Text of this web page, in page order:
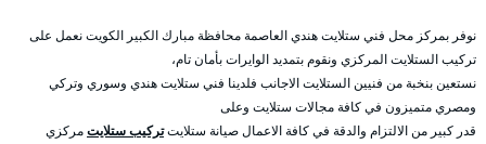
نوفر بمركز محل فني ستلايت هندي العاصمة محافظة مبارك الكبير الكويت نعمل على
تركيب الستلايت المركزي ونقوم بتمديد الوايرات بأمان تام،
نستعين بنخبة من فنيين الستلايت الاجانب فلدينا فني ستلايت هندي وسوري وتركي
ومصري متميزون في كافة مجالات ستلايت وعلى
قدر كبير من الالتزام والدقة في كافة الاعمال صيانة ستلايتتركيب ستلايتمركزي